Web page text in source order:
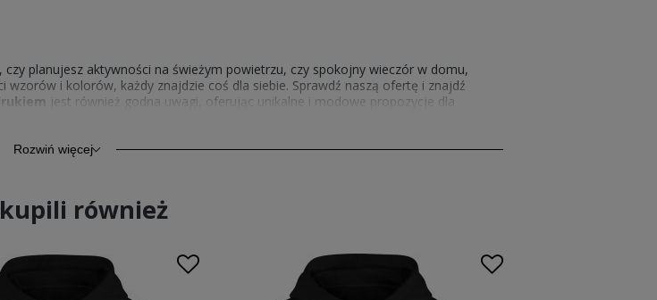
planujesz aktywności na świeżym powietrzu, czy spokojny wieczór w domu,
i kolorów, każdy znajdzie coś dla siebie. Sprawdź naszą ofertę i znajdź
jest również godna uwagi, oferując unikalne i modowe propozycje dla
jakość, na którą zasługujesz, i ciesz się niezrównanym komfortem przez wiele
je do swojego stylu. Tebluzy męskie z kapturem
idealny prezent
Rozwiń więcej
również